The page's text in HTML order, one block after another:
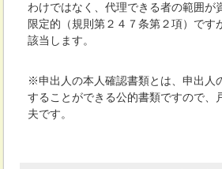
わけではなく、代理できる者の範囲が
限定的（規則第２４７条第２項）です
該当します。
※申出人の本人確認書類とは、申出人
することができる公的書類ですので、
夫です。